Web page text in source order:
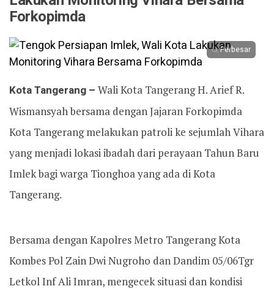
Forkopimda
Perbesar
Kota Tangerang – Wali Kota Tangerang H. Arief R.
Wismansyah bersama dengan Jajaran Forkopimda
Kota Tangerang melakukan patroli ke sejumlah Vihara
yang menjadi lokasi ibadah dari perayaan Tahun Baru
Imlek bagi warga Tionghoa yang ada di Kota
Tangerang.
Bersama dengan Kapolres Metro Tangerang Kota
Kombes Pol Zain Dwi Nugroho dan Dandim 05/06Tgr
Letkol Inf Ali Imran, mengecek situasi dan kondisi